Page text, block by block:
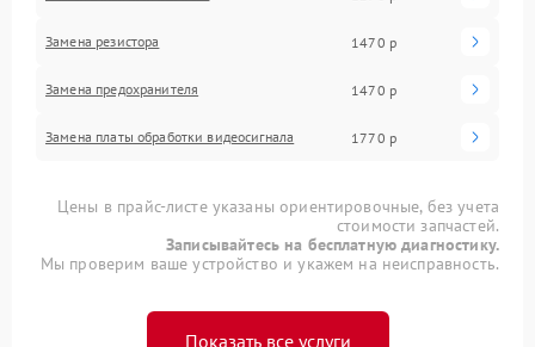
Замена резистора 1470 р
Замена предохранителя 1470 р
Замена платы обработки видеосигнала 1770 р
Цены в прайс-листе указаны ориентировочные, без учета
стоимости запчастей.
Записывайтесь на бесплатную диагностику.
Мы проверим ваше устройство и укажем на неисправность.
Показать все услуги